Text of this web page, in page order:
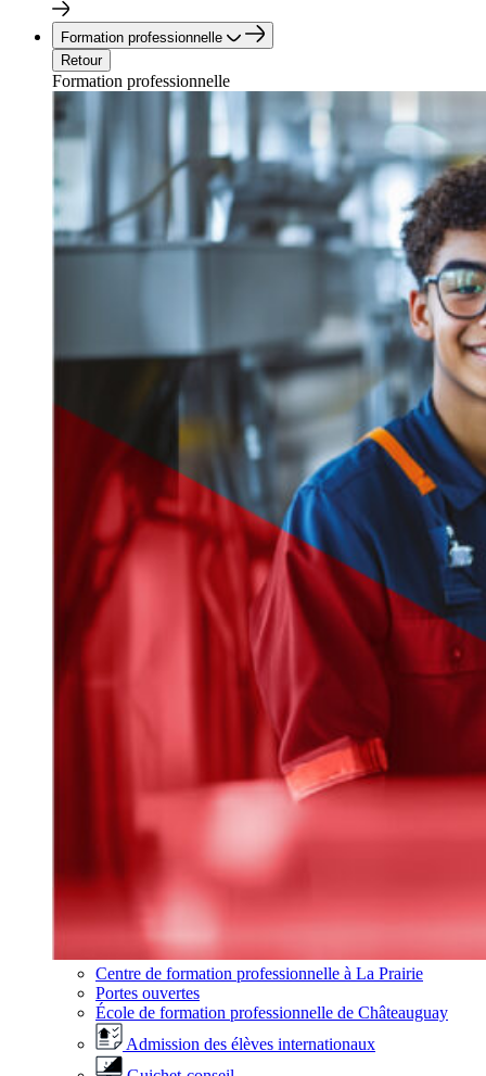
Formation professionnelle
Retour
Formation professionnelle
Centre de formation professionnelle à La Prairie
Portes ouvertes
École de formation professionnelle de Châteauguay
Admission des élèves internationaux